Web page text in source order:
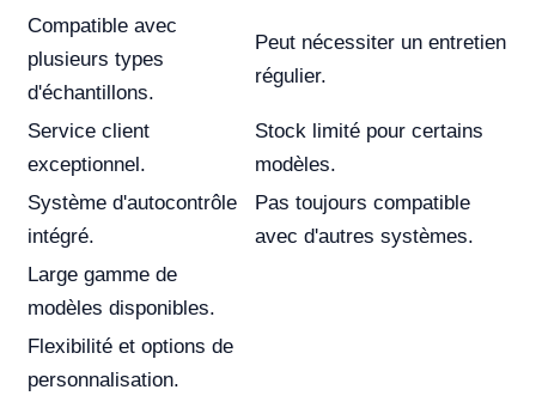
Compatible avec
plusieurs types
d'échantillons.
Peut nécessiter un entretien
régulier.
Service client
exceptionnel.
Stock limité pour certains
modèles.
Système d'autocontrôle
intégré.
Pas toujours compatible
avec d'autres systèmes.
Large gamme de
modèles disponibles.
Flexibilité et options de
personnalisation.